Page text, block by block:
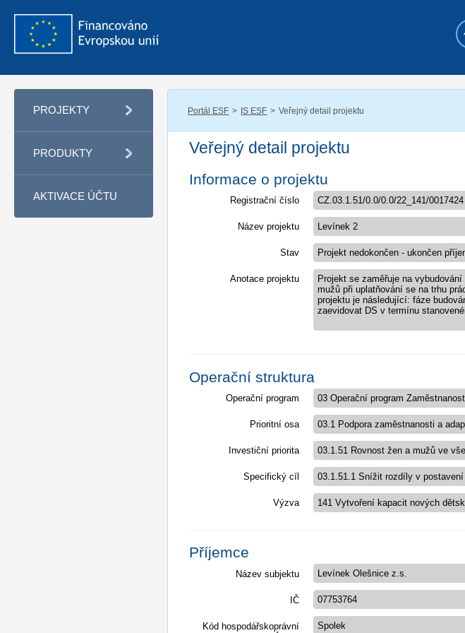
PROJEKTY
PRODUKTY
AKTIVACE ÚČTU
Portál ESF IS ESF Veřejný detail projektu
Veřejný detail projektu
Informace o projektu
Registrační číslo
Název projektu
Stav
Anotace projektu
Operační struktura
Operační program
Prioritní osa
Investiční priorita
Specifický cíl
Výzva
Příjemce
Název subjektu
IČ
Kód hospodářskoprávní